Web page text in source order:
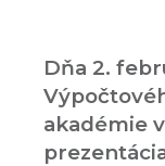
Dňa 2.
akadémie